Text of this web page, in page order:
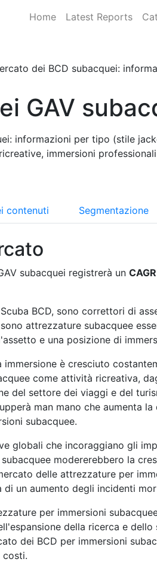
Home Latest Reports
dei BCD subacquei:
GAV
informazioni per tipo (stile
immersioni
contenuti Segmentazione
subacquei registrerà un
BCD, sono correttori di
attrezzature subacquee
e una posizione di
è cresciuto
come attività ricreativa,
del settore dei viaggi e del
man mano che aumenta
subacquee.
globali che incoraggiano gli
modererebbero la
delle attrezzature per
un aumento degli incidenti
per immersioni
della ricerca e
dei BCD per immersioni
costi.